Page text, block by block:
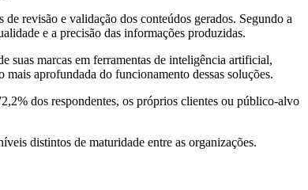
revisão e validação dos conteúdos gerados. Segundo a
e a precisão das informações produzidas.
suas marcas em ferramentas de inteligência artificial,
mais aprofundada do funcionamento dessas soluções.
dos respondentes, os próprios clientes ou público-alvo
distintos de maturidade entre as organizações.